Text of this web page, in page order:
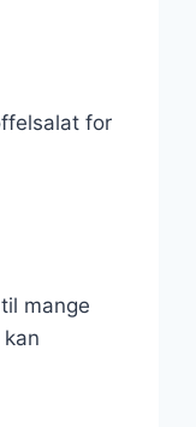
for
mange